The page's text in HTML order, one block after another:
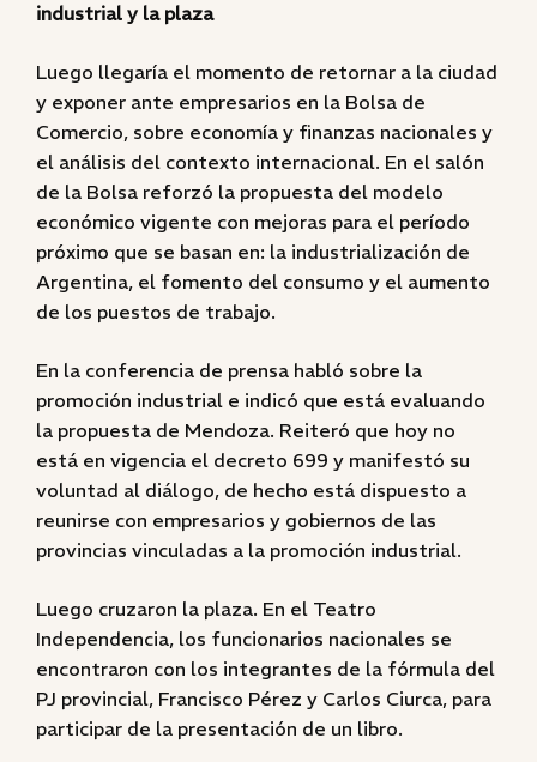
industrial y la plaza
Luego llegaría el momento de retornar a la ciudad
y exponer ante empresarios en la Bolsa de
Comercio, sobre economía y finanzas nacionales y
el análisis del contexto internacional. En el salón
de la Bolsa reforzó la propuesta del modelo
económico vigente con mejoras para el período
próximo que se basan en: la industrialización de
Argentina, el fomento del consumo y el aumento
de los puestos de trabajo.
En la conferencia de prensa habló sobre la
promoción industrial e indicó que está evaluando
la propuesta de Mendoza. Reiteró que hoy no
está en vigencia el decreto 699 y manifestó su
voluntad al diálogo, de hecho está dispuesto a
reunirse con empresarios y gobiernos de las
provincias vinculadas a la promoción industrial.
Luego cruzaron la plaza. En el Teatro
Independencia, los funcionarios nacionales se
encontraron con los integrantes de la fórmula del
PJ provincial, Francisco Pérez y Carlos Ciurca, para
participar de la presentación de un libro.